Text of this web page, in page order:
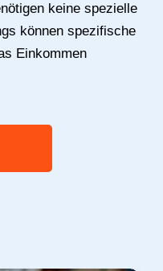
keine spezielle
können spezifische
Einkommen